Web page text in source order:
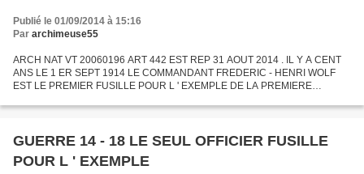
Publié le 01/09/2014 à 15:16
Par archimeuse55
ARCH NAT VT 20060196 ART 442 EST REP 31 AOUT 2014 . IL Y A CENT
ANS LE 1 ER SEPT 1914 LE COMMANDANT FREDERIC - HENRI WOLF
EST LE PREMIER FUSILLE POUR L ' EXEMPLE DE LA PREMIERE
DANS LE SOL LORRAIN...
GUERRE 14 - 18 LE SEUL OFFICIER FUSILLE
POUR L ' EXEMPLE